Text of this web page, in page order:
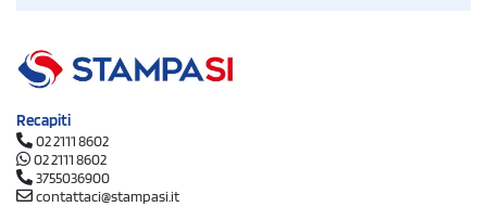
Recapiti
02 2111 8602
02 2111 8602
3755036900
contattaci@stampasi.it